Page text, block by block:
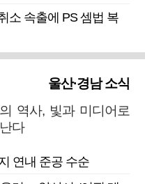
소 속출에 PS 셈법 복
울산·경남 소식
역사, 빛과 미디어로
다
연내 준공 수순